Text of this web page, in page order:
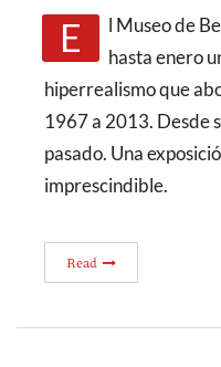
El Museo de Bellas Artes de Bilbao acoge
hasta enero
hiperrealismo que
1967 a 2013. Desde
pasado. Una
imprescindible.
Read